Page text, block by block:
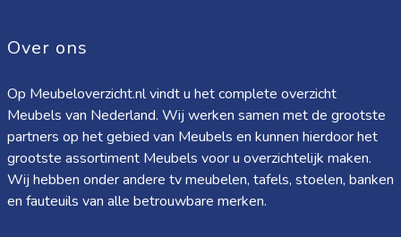
Over ons
Op Meubeloverzicht.nl vindt u het complete overzicht
Meubels van Nederland. Wij werken samen met de grootste
partners op het gebied van Meubels en kunnen hierdoor het
grootste assortiment Meubels voor u overzichtelijk maken.
Wij hebben onder andere tv meubelen, tafels, stoelen, banken
en fauteuils van alle betrouwbare merken.